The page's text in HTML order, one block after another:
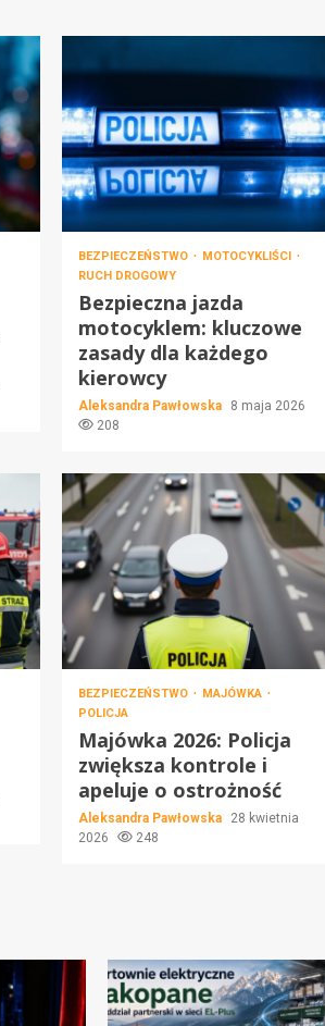
BEZPIECZEŃSTWO
MOTOCYKLIŚCI
RUCH DROGOWY
Bezpieczna jazda
motocyklem: kluczowe
zasady dla każdego
kierowcy
Aleksandra Pawłowska
8 maja 2026
208
BEZPIECZEŃSTWO
MAJÓWKA
POLICJA
Majówka 2026: Policja
zwiększa kontrole i
apeluje o ostrożność
Aleksandra Pawłowska
28 kwietnia
2026
248